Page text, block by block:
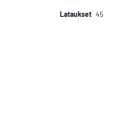
Lataukset 45